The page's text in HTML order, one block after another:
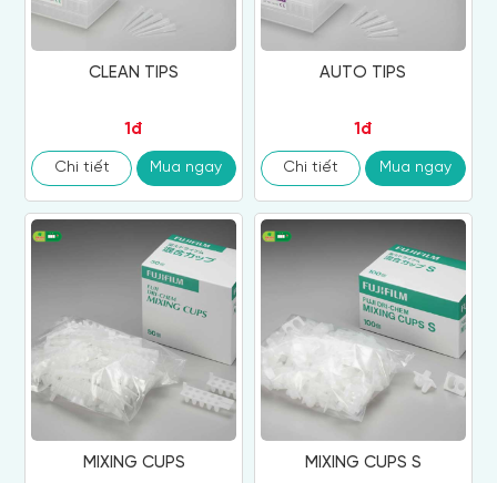
CLEAN TIPS
1đ
Chi tiết Mua ngay
AUTO TIPS
1đ
Chi tiết Mua ngay
MIXING CUPS MIXING CUPS S